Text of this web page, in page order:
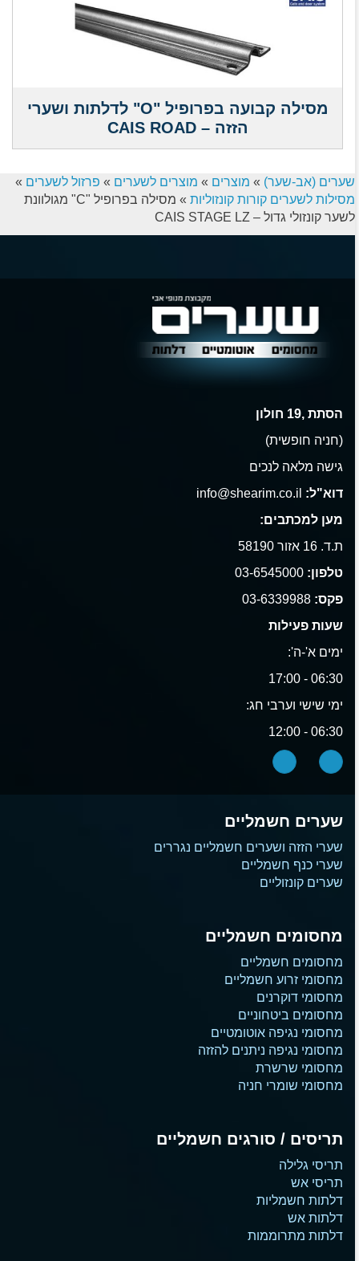
מסילה קבועה בפרופיל "O" לדלתות ושערי
הזזה – CAIS ROAD
שערים (אב-שער) » מוצרים » מוצרים לשערים » פרזול לשערים »
מסילות לשערים קורות קונזוליות »
מסילה בפרופיל "C" מגולוונת
לשער קונזולי גדול – CAIS STAGE LZ
הסתת ,19 חולון
(חניה חופשית)
גישה מלאה לנכים
דוא"ל:
מען למכתבים:
ת.ד. 16 אזור 58190
טלפון:
פקס:
שעות פעילות
ימים א'-ה':
06:30 - 17:00
ימי שישי וערבי חג:
06:30 - 12:00
שערים חשמליים
שערי הזזה ושערים חשמליים נגררים
שערי כנף חשמליים
שערים קונזוליים
מחסומים חשמליים
מחסומים חשמליים
מחסומי זרוע חשמליים
מחסומי דוקרנים
מחסומים ביטחוניים
מחסומי נגיפה אוטומטיים
מחסומי נגיפה ניתנים להזזה
מחסומי שרשרת
מחסומי שומרי חניה
תריסים / סורגים חשמליים
תריסי גלילה
תריסי אש
דלתות חשמליות
דלתות אש
דלתות מתרוממות